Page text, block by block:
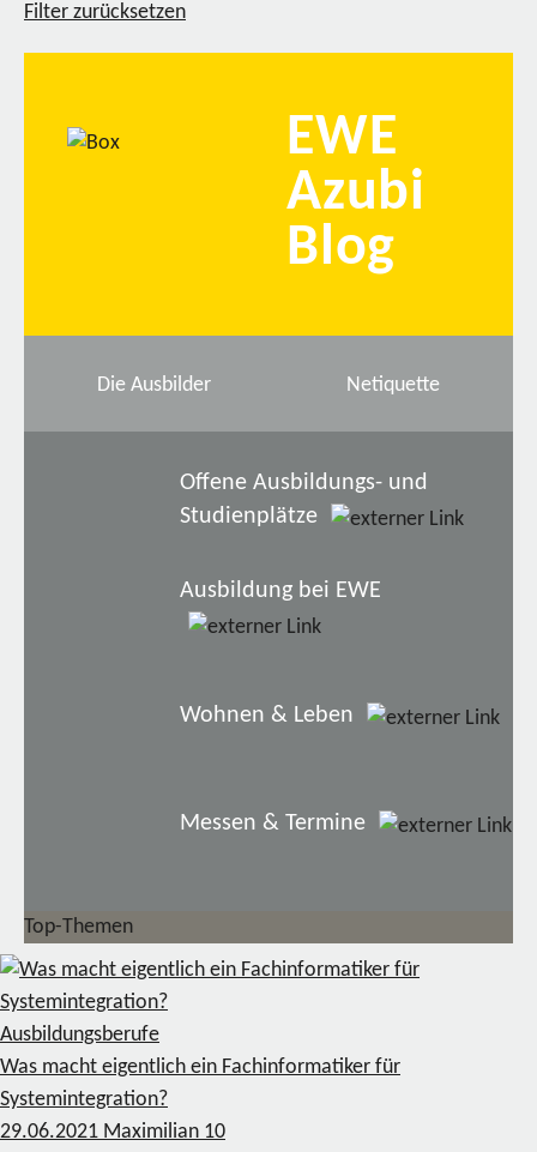
Filter zurücksetzen
EWE
Azubi
Blog
Die Ausbilder Netiquette
Offene Ausbildungs- und
Studienplätze
Ausbildung bei EWE
Wohnen & Leben
Messen & Termine
Top-Themen
Ausbildungsberufe
Was macht eigentlich ein Fachinformatiker für
Systemintegration?
29.06.2021 Maximilian 10